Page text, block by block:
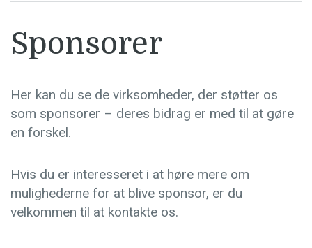
Sponsorer
Her kan du se de virksomheder, der støtter os
som sponsorer – deres bidrag er med til at gøre
en forskel.
Hvis du er interesseret i at høre mere om
mulighederne for at blive sponsor, er du
velkommen til at kontakte os.